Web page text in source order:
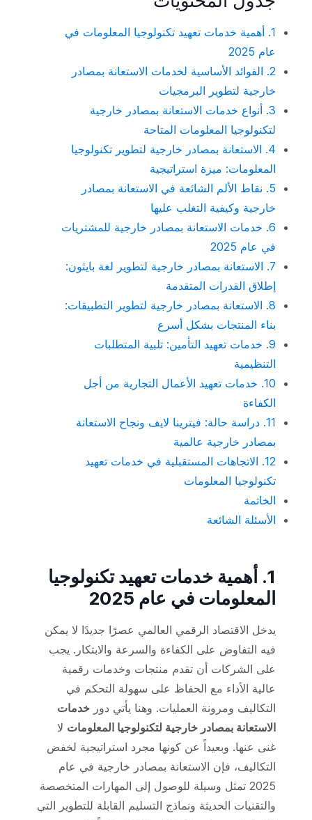
1. أهمية خدمات تعهيد تكنولوجيا المعلومات في
عام 2025
2. الفوائد الأساسية لخدمات الاستعانة بمصادر
خارجية لتطوير البرمجيات
3. أنواع خدمات الاستعانة بمصادر خارجية
لتكنولوجيا المعلومات المتاحة
4. الاستعانة بمصادر خارجية لتطوير تكنولوجيا
المعلومات: ميزة استراتيجية
5. نقاط الألم الشائعة في الاستعانة بمصادر
خارجية وكيفية التغلب عليها
6. خدمات الاستعانة بمصادر خارجية للمشتريات
في عام 2025
7. الاستعانة بمصادر خارجية لتطوير لغة بايثون:
إطلاق القدرات المتقدمة
8. الاستعانة بمصادر خارجية لتطوير التطبيقات:
بناء المنتجات بشكل أسرع
9. خدمات تعهيد التأمين: تلبية المتطلبات
التنظيمية
10. خدمات تعهيد الأعمال التجارية من أجل
الكفاءة
11. دراسة حالة: فيترينا لايف ونجاح الاستعانة
بمصادر خارجية عالمية
12. الاتجاهات المستقبلية في خدمات تعهيد
تكنولوجيا المعلومات
الخاتمة
الأسئلة الشائعة
1. أهمية خدمات تعهيد تكنولوجيا
المعلومات في عام 2025
يدخل الاقتصاد الرقمي العالمي عصرًا جديدًا لا يمكن
فيه التفاوض على الكفاءة والسرعة والابتكار. يجب
على الشركات أن تقدم منتجات وخدمات رقمية
عالية الأداء مع الحفاظ على سهولة التحكم في
التكاليف ومرونة العمليات. وهنا يأتي دورخدمات
الاستعانة بمصادر خارجية لتكنولوجيا المعلومات لا
غنى عنها. وبعيداً عن كونها مجرد استراتيجية لخفض
التكاليف، فإن الاستعانة بمصادر خارجية في عام
2025 تمثل وسيلة للوصول إلى المهارات المتخصصة
والتقنيات الحديثة ونماذج التسليم القابلة للتطوير التي